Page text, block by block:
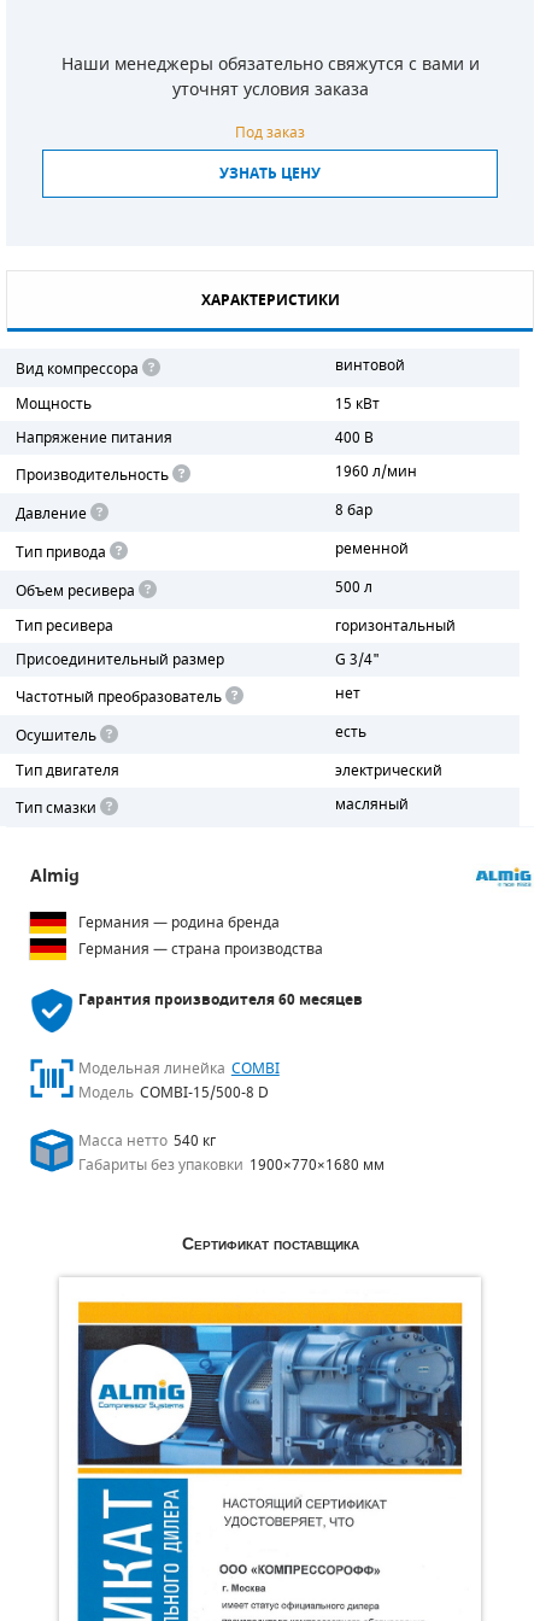
Наши менеджеры обязательно свяжутся с вами и
уточнят условия заказа
Под заказ
УЗНАТЬ ЦЕНУ
ХАРАКТЕРИСТИКИ
Вид компрессора
винтовой
Мощность
15 кВт
Напряжение питания
400 В
Производительность
1960 л/мин
Давление
8 бар
Тип привода
ременной
Объем ресивера
500 л
Тип ресивера
горизонтальный
Присоединительный размер
G 3/4"
Частотный преобразователь
нет
Осушитель
есть
Тип двигателя
электрический
Тип смазки
масляный
Almig
Германия — родина бренда
Германия — страна производства
Гарантия производителя60 месяцев
Модельная линейка COMBI
Модель COMBI-15/500-8 D
Масса нетто 540 кг
Габариты без упаковки 1900×770×1680 мм
Сертификат поставщика
ФИЛЬТРОВ
ДИЗЕЛЬНЫЕ ДВИГАТЕЛИ
ДЕТАЛИ ДВС
ФИЛЬТРЫ ТОПЛИВНЫЕ
МОТОРНОЕ МАСЛО
РАДИАТОРЫ
ПОРШНЕВЫЕ БЛОКИ
ДЕТАЛИ ПОРШНЕВЫХ КОМПРЕССОРОВ
ДЕТАЛИ СПИРАЛЬНЫХ КОМПРЕССОРОВ
ДЕТАЛИ НАСОСНОЙ ЧАСТИ
ДЕТАЛИ ПОГРУЖНЫХ НАСОСОВ
ДЛЯ ВАКУУМНЫХ НАСОСОВ